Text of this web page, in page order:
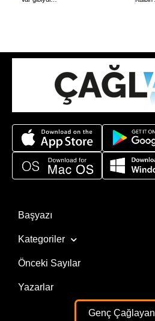
Başyazı
Kategoriler
Önceki Sayılar
Yazarlar
Genç Çağlayan